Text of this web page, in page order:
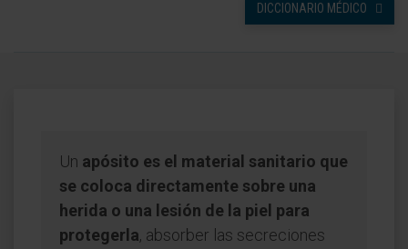
DICCIONARIO MÉDICO
Un apósito es el material sanitario que
se coloca directamente sobre una
herida o una lesión de la piel para
protegerla, absorber las secreciones